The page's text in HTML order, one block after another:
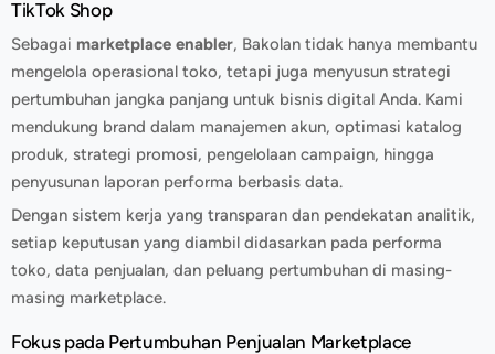
TikTok Shop
Sebagai marketplace enabler, Bakolan tidak hanya membantu
mengelola operasional toko, tetapi juga menyusun strategi
pertumbuhan jangka panjang untuk bisnis digital Anda. Kami
mendukung brand dalam manajemen akun, optimasi katalog
produk, strategi promosi, pengelolaan campaign, hingga
penyusunan laporan performa berbasis data.
Dengan sistem kerja yang transparan dan pendekatan analitik,
setiap keputusan yang diambil didasarkan pada performa
toko, data penjualan, dan peluang pertumbuhan di masing-
masing marketplace.
Fokus pada Pertumbuhan Penjualan Marketplace